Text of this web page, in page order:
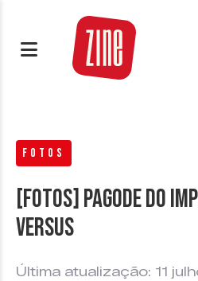
FOTOS
[FOTOS] Pagode do
Versus
Última atualização: 11